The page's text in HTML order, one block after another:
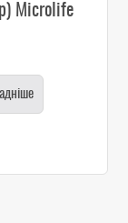
Microlife